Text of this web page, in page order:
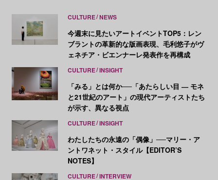
CULTURE NEWS
今週末に見たいアートイベントTOP5：レン
ブラントの革新的な版画表現、毛利悠子がヴ
ェネチア・ビエンナーレ発表作を再構成
CULTURE INSIGHT
「みる」とは何か──「あたらしい目 ― モネ
と21世紀のアート」の現代アーティストたち
が示す、異なる視点
CULTURE INSIGHT
わたしたちの永遠の「偶像」──マリー・ア
ントワネット・スタイル【EDITOR’S
NOTES】
CULTURE INTERVIEW